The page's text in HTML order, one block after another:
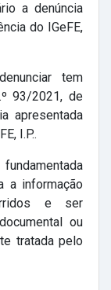
a denúncia
do IGeFE,
tem
93/2021, de
apresentada
I.P..
a informação
e ser
ou
tratada pelo